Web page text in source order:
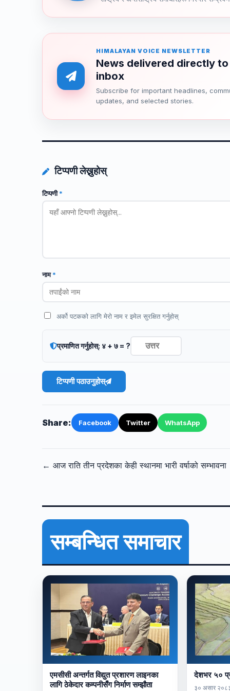
HIMALAYAN VOICE NEWSLETTER
News delivered directly
inbox
Subscribe for important headlines,
updates, and selected stories.
टिप्पणी लेख्नुहोस्
टिप्पणी*
नाम*
अर्को पटकको लागि मेरो नाम र इमेल सुरक्षित गर्नुहोस्
प्रमाणित गर्नुहोस्: ४ + ७ = ?
टिप्पणी पठाउनुहोस्
Share: Facebook Twitter WhatsApp
← आज राति तीन प्रदेशका केही स्थानमा भारी वर्षाको सम्भावना
सम्बन्धित समाचार
एमसीसी अन्तर्गत विद्युत प्रशारण लाइनका
लागि ठेकेदार कम्पनीसँग निर्माण सम्झौता
देशभर ५०
३० असार